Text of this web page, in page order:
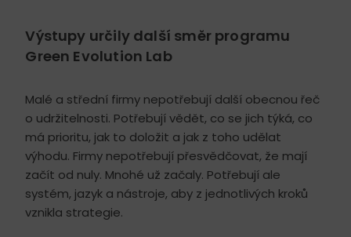
Výstupy určily další směr programu
Green Evolution Lab
Malé a střední firmy nepotřebují další obecnou řeč
o udržitelnosti. Potřebují vědět, co se jich týká, co
má prioritu, jak to doložit a jak z toho udělat
výhodu. Firmy nepotřebují přesvědčovat, že mají
začít od nuly. Mnohé už začaly. Potřebují ale
systém, jazyk a nástroje, aby z jednotlivých kroků
vznikla strategie.